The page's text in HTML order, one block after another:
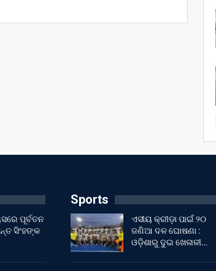
ପୂର୍ବତନ
ସିଂହଙ୍କ
Sports
ଏସୀୟ କ୍ରୀଡ଼ା ପାଇଁ ୨୦
ଜଣିଆ ଦଳ ଘୋଷଣା :
ଓଡ଼ିଶାରୁ ଦୁଇ ଖେଳାଳୀ…